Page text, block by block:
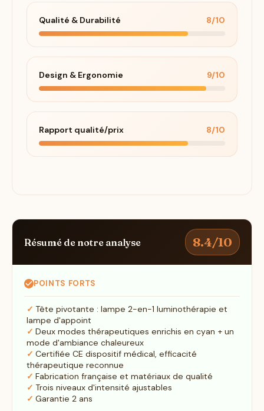
Qualité & Durabilité 8/10
Design & Ergonomie 9/10
Rapport qualité/prix 8/10
Résumé de notre analyse 8.4/10
POINTS FORTS
Tête pivotante : lampe 2-en-1 luminothérapie et
lampe d'appoint
Deux modes thérapeutiques enrichis en cyan + un
mode d'ambiance chaleureux
Certifiée CE dispositif médical, efficacité
thérapeutique reconnue
Fabrication française et matériaux de qualité
Trois niveaux d'intensité ajustables
Garantie 2 ans